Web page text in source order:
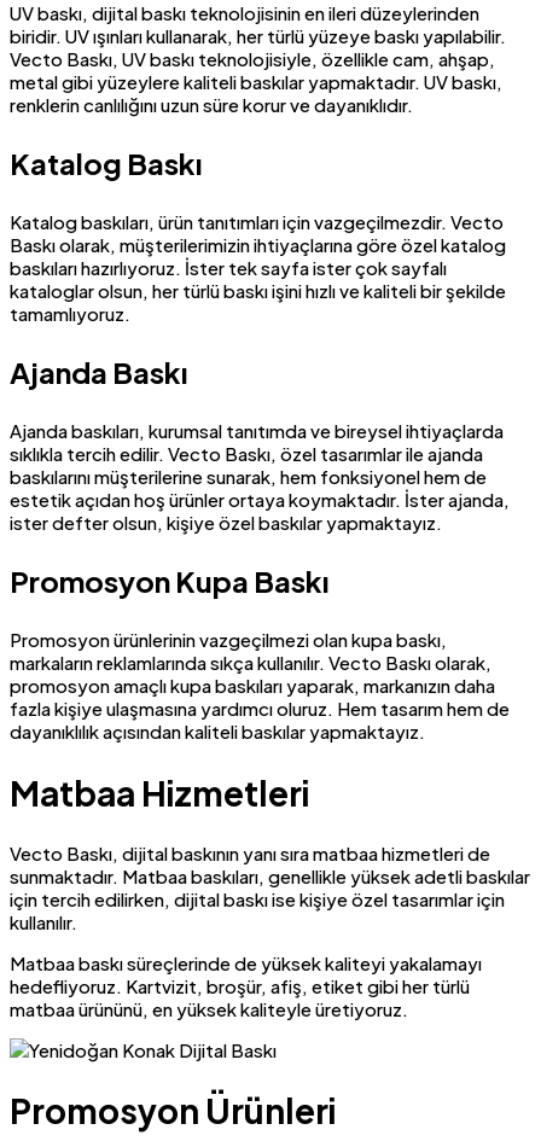
UV baskı, dijital baskı teknolojisinin en ileri düzeylerinden
biridir. UV ışınları kullanarak, her türlü yüzeye baskı yapılabilir.
Vecto Baskı, UV baskı teknolojisiyle, özellikle cam, ahşap,
metal gibi yüzeylere kaliteli baskılar yapmaktadır. UV baskı,
renklerin canlılığını uzun süre korur ve dayanıklıdır.
Katalog Baskı
Katalog baskıları, ürün tanıtımları için vazgeçilmezdir. Vecto
Baskı olarak, müşterilerimizin ihtiyaçlarına göre özel katalog
baskıları hazırlıyoruz. İster tek sayfa ister çok sayfalı
kataloglar olsun, her türlü baskı işini hızlı ve kaliteli bir şekilde
tamamlıyoruz.
Ajanda Baskı
Ajanda baskıları, kurumsal tanıtımda ve bireysel ihtiyaçlarda
sıklıkla tercih edilir. Vecto Baskı, özel tasarımlar ile ajanda
baskılarını müşterilerine sunarak, hem fonksiyonel hem de
estetik açıdan hoş ürünler ortaya koymaktadır. İster ajanda,
ister defter olsun, kişiye özel baskılar yapmaktayız.
Promosyon Kupa Baskı
Promosyon ürünlerinin vazgeçilmezi olan kupa baskı,
markaların reklamlarında sıkça kullanılır. Vecto Baskı olarak,
promosyon amaçlı kupa baskıları yaparak, markanızın daha
fazla kişiye ulaşmasına yardımcı oluruz. Hem tasarım hem de
dayanıklılık açısından kaliteli baskılar yapmaktayız.
Matbaa Hizmetleri
Vecto Baskı, dijital baskının yanı sıra matbaa hizmetleri de
sunmaktadır. Matbaa baskıları, genellikle yüksek adetli baskılar
için tercih edilirken, dijital baskı ise kişiye özel tasarımlar için
kullanılır.
Matbaa baskı süreçlerinde de yüksek kaliteyi yakalamayı
hedefliyoruz. Kartvizit, broşür, afiş, etiket gibi her türlü
matbaa ürününü, en yüksek kaliteyle üretiyoruz.
Promosyon Ürünleri